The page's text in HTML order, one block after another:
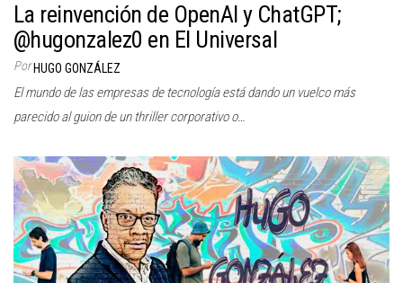
La reinvención de OpenAI y ChatGPT;
@hugonzalez0 en El Universal
Por HUGO GONZÁLEZ
El mundo de las empresas de tecnología está dando un vuelco más
parecido al guion de un thriller corporativo o…